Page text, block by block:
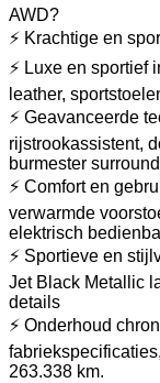
AWD?
⚡ Krachtige en
⚡ Luxe en sportief
leather,
⚡ Geavanceerde
rijstrookassistent,
burmester
⚡ Comfort en
verwarmde
elektrisch
⚡ Sportieve en
Jet Black Metallic
details
⚡ Onderhoud
263.338 km.